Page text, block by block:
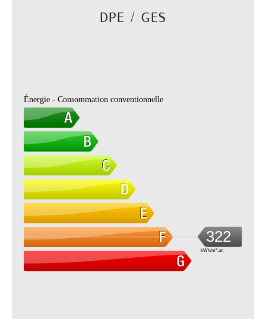
DPE / GES
Énergie - Consommation conventionnelle
322
kWh/m².an